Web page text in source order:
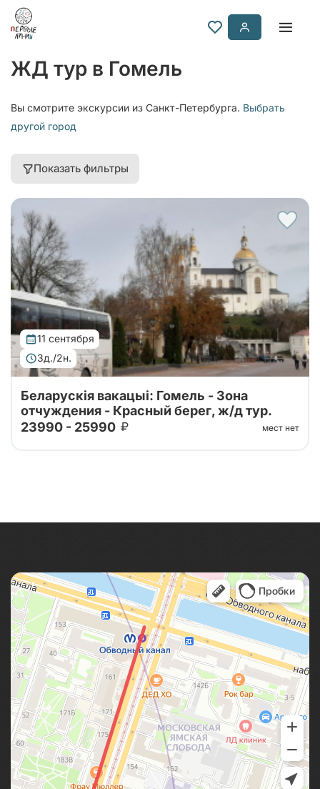
ЖД тур в Гомель
Вы смотрите экскурсии из Санкт-Петербурга. Выбрать
другой город
Показать фильтры
11 сентября
3д./2н.
Беларускія вакацыі: Гомель - Зона
отчуждения - Красный берег, ж/д тур.
23990 - 25990
мест нет